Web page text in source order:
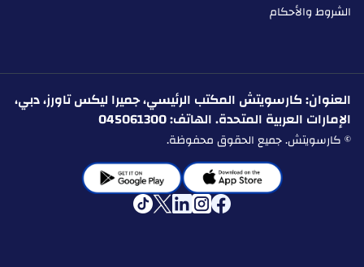
الشروط والأحكام
العنوان: كارسويتش المكتب الرئيسي، جميرا ليكس تاورز، دبي،
الإمارات العربية المتحدة. الهاتف: 045061300
© كارسويتش. جميع الحقوق محفوظة.